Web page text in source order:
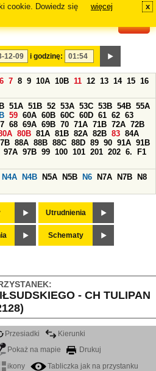
cookie. Dowiedz się
więcej x
i godzinę:
6 7 8 9 10A 10B 11 12 13 14 15 16
51A 51B 52 53A 53C 53B 54B 55A
59 60A 60B 60C 60D 61 62 63
68 69A 69B 70 71A 71B 72A 72B
80B 81A 81B 82A 82B 83 84A
88A 88B 88C 88D 89 90 91A 91B
97A 97B 99 100 101 201 202 6.
F1
N4A N4B N5A N5B N6 N7A N7B
N8
Utrudnienia
Schematy
- CH TULIPAN
Przesiadki
Kierunki
Pokaż na mapie
Drukuj
ikony
Tabliczka jak na przystanku